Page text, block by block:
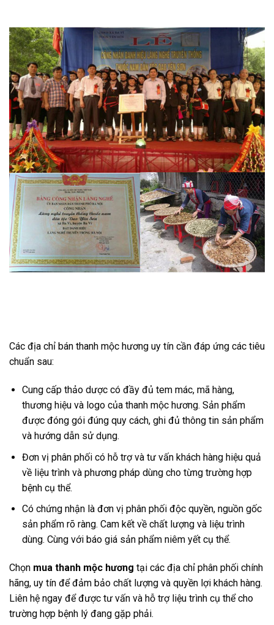
Các địa chỉ bán thanh mộc hương uy tín cần đáp ứng các tiêu
chuẩn sau:
Cung cấp thảo dược có đầy đủ tem mác, mã hàng,
thương hiệu và logo của thanh mộc hương. Sản phẩm
được đóng gói đúng quy cách, ghi đủ thông tin sản phẩm
và hướng dẫn sử dụng.
Đơn vị phân phối có hỗ trợ và tư vấn khách hàng hiệu quả
về liệu trình và phương pháp dùng cho từng trường hợp
bệnh cụ thể.
Có chứng nhận là đơn vị phân phối độc quyền, nguồn gốc
sản phẩm rõ ràng. Cam kết về chất lượng và liệu trình
dùng. Cùng với báo giá sản phẩm niêm yết cụ thể.
Chọn mua thanh mộc hương tại các địa chỉ phân phối chính
hãng, uy tín để đảm bảo chất lượng và quyền lợi khách hàng.
Liên hệ ngay để được tư vấn và hỗ trợ liệu trình cụ thể cho
trường hợp bệnh lý đang gặp phải.